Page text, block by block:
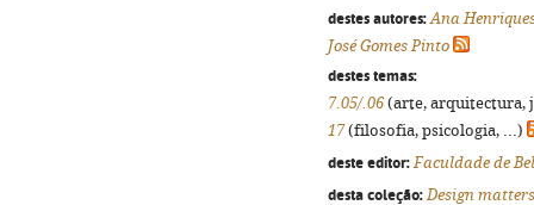
destes autores: Ana
José Gomes Pinto
destes temas:
7.05/.06(arte, arquitectura,
17(filosofia, psicologia, ...)
deste editor: Faculdade de
desta coleção: Design